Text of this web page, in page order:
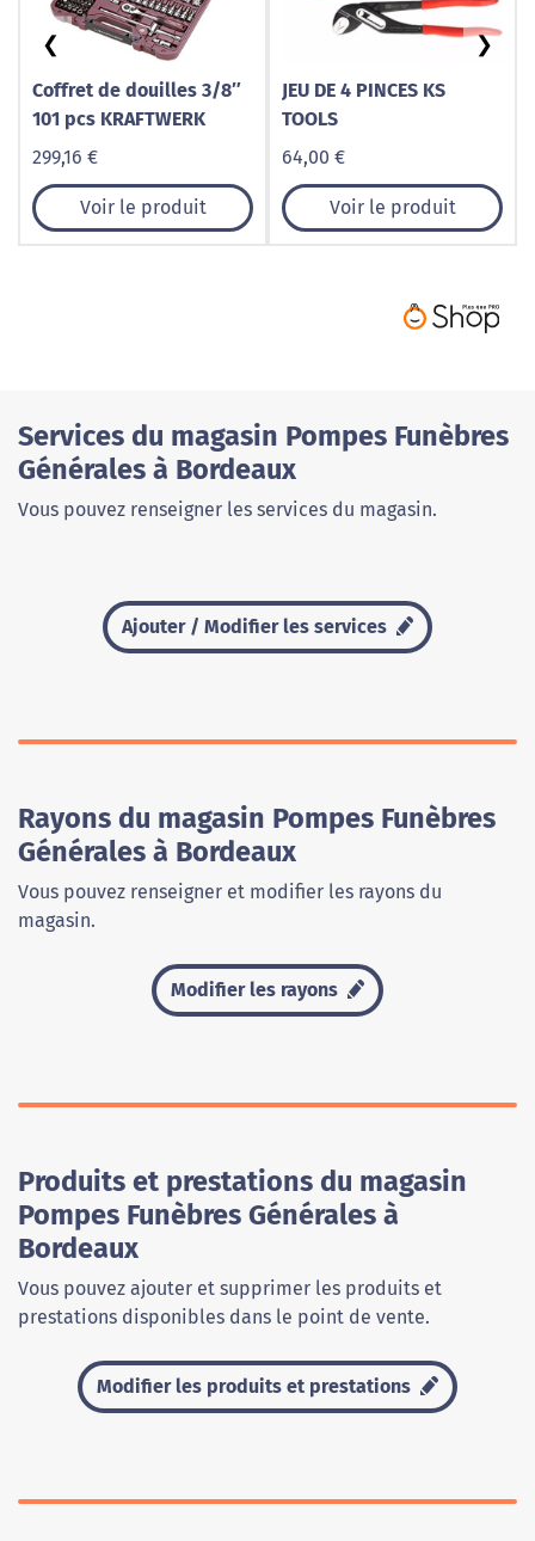
Coffret de douilles 3/8″
101 pcs KRAFTWERK
299,16 €
Voir le produit
JEU DE 4 PINCES KS
TOOLS
64,00 €
Voir le produit
❮ ❯
Services du magasin Pompes Funèbres
Générales à Bordeaux
Vous pouvez renseigner les services du magasin.
Ajouter / Modifier les services
Rayons du magasin Pompes Funèbres
Générales à Bordeaux
Vous pouvez renseigner et modifier les rayons du
magasin.
Modifier les rayons
Produits et prestations du magasin
Pompes Funèbres Générales à
Bordeaux
Vous pouvez ajouter et supprimer les produits et
prestations disponibles dans le point de vente.
Modifier les produits et prestations